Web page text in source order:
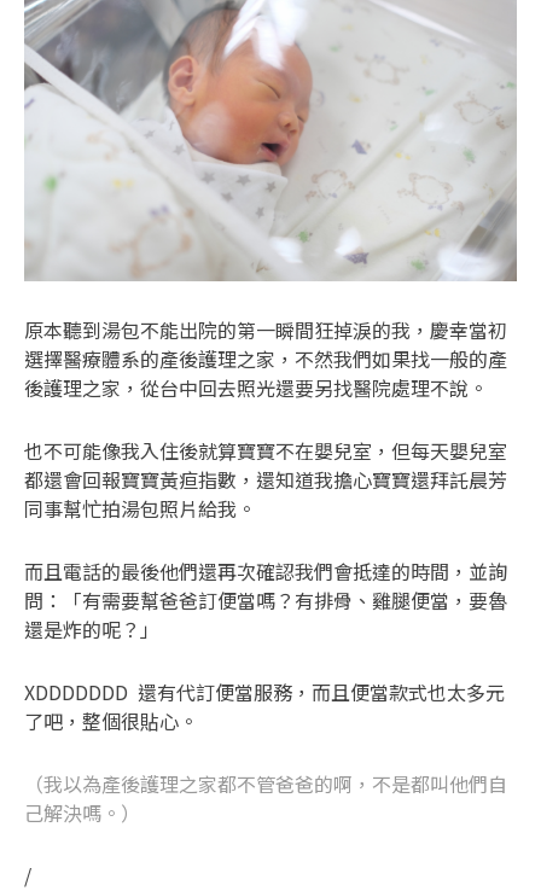
原本聽到湯包不能出院的第一瞬間狂掉淚的我，慶幸當初
選擇醫療體系的產後護理之家，不然我們如果找一般的產
後護理之家，從台中回去照光還要另找醫院處理不說。
也不可能像我入住後就算寶寶不在嬰兒室，但每天嬰兒室
都還會回報寶寶黃疸指數，還知道我擔心寶寶還拜託晨芳
同事幫忙拍湯包照片給我。
而且電話的最後他們還再次確認我們會抵達的時間，並詢
問：「有需要幫爸爸訂便當嗎？有排骨、雞腿便當，要魯
還是炸的呢？」
XDDDDDDD 還有代訂便當服務，而且便當款式也太多元
了吧，整個很貼心。
（我以為產後護理之家都不管爸爸的啊，不是都叫他們自
己解決嗎。）
/